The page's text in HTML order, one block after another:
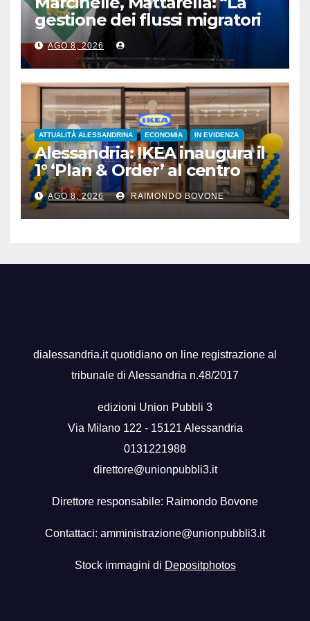
gestione dei flussi migratori
rispetti la dignità delle
persone”
AGO 8, 2026
ATTUALITÀ ALESSANDRINA ECONOMIA IN EVIDENZA
Alessandria: IKEA inaugura il
1° ‘Plan & Order’ al centro
commerciale Panorama
AGO 8, 2026 RAIMONDO BOVONE
dialessandria.it quotidiano on line registrazione al
tribunale di Alessandria n.48/2017
edizioni Union Pubbli 3
Via Milano 122 - 15121 Alessandria
0131221988
direttore@unionpubbli3.it
Direttore responsabile: Raimondo Bovone
Contattaci: amministrazione@unionpubbli3.it
Stock immagini di Depositphotos